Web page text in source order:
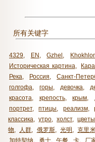
所有关键字
4329, EN , Gzhel ,
Историческая картина,
Река, Россия,
Санкт-
голгофа, горы, девочка,
красота, крепость, крым,
портрет, птицы, реализм,
классика, утро, холст, цветы
物, 人群, 俄罗斯, 光明 , 克里
加特契纳, 勇士, 午餐, 卡,
厂